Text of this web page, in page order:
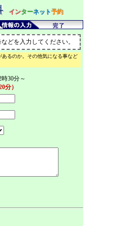
インターネット予約
どを入力してください。
るのか。その他気になる事など
30分～
分）